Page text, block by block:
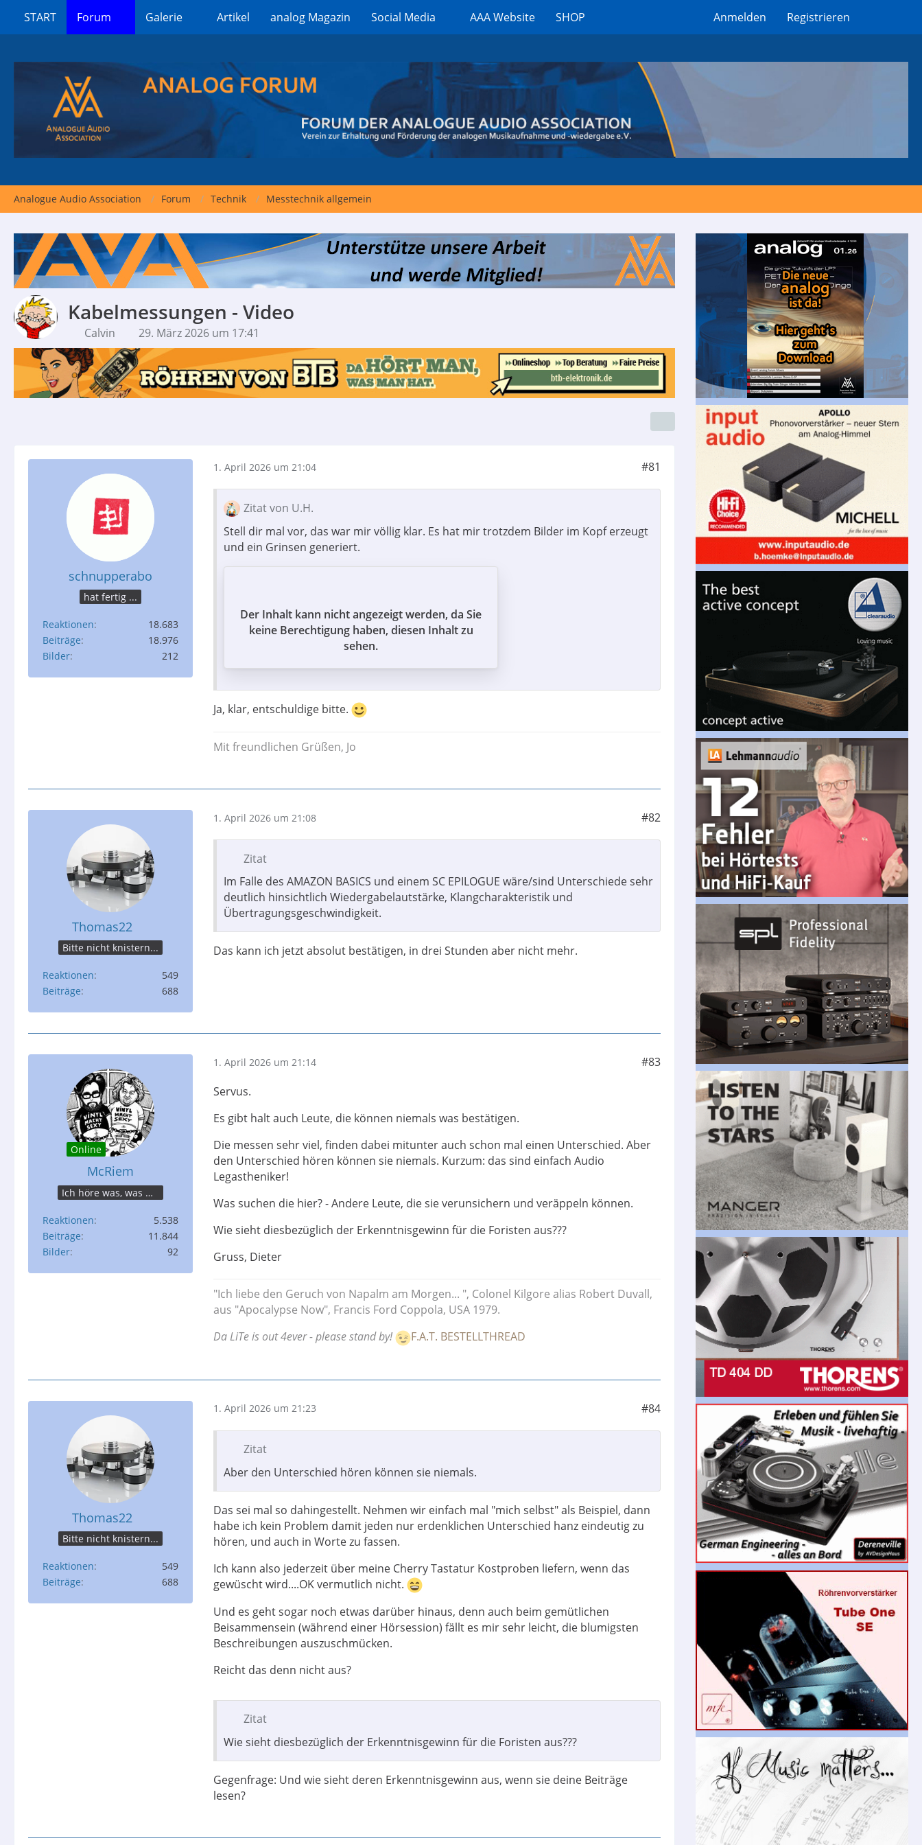
START Forum Galerie Artikel analog Magazin Social Media AAA Website SHOP Anmelden Registrieren
Analogue Audio Association Forum Technik Messtechnik allgemein
Kabelmessungen - Video
Calvin 29. März 2026 um 17:41
schnupperabo
hat fertig ...
Reaktionen
18.683
Beiträge
18.976
Bilder
212
1. April 2026 um 21:04 #81
Zitat von U.H.
Stell dir mal vor, das war mir völlig klar. Es hat mir trotzdem Bilder im Kopf erzeugt
und ein Grinsen generiert.
Der Inhalt kann nicht angezeigt werden, da Sie
keine Berechtigung haben, diesen Inhalt zu
sehen.
Ja, klar, entschuldige bitte.
Mit freundlichen Grüßen, Jo
Thomas22
Bitte nicht knistern...
Reaktionen
549
Beiträge
688
1. April 2026 um 21:08 #82
Zitat
Im Falle des AMAZON BASICS und einem SC EPILOGUE wäre/sind Unterschiede sehr
deutlich hinsichtlich Wiedergabelautstärke, Klangcharakteristik und
Übertragungsgeschwindigkeit.
Das kann ich jetzt absolut bestätigen, in drei Stunden aber nicht mehr.
Online
McRiem
Ich höre was, was Du nicht misst.
Reaktionen
5.538
Beiträge
11.844
Bilder
92
1. April 2026 um 21:14
#83
Servus.
Es gibt halt auch Leute, die können niemals was bestätigen.
Die messen sehr viel, finden dabei mitunter auch schon mal einen Unterschied. Aber
den Unterschied hören können sie niemals. Kurzum: das sind einfach Audio
Legastheniker!
Was suchen die hier? - Andere Leute, die sie verunsichern und veräppeln können.
Wie sieht diesbezüglich der Erkenntnisgewinn für die Foristen aus???
Gruss, Dieter
"Ich liebe den Geruch von Napalm am Morgen... ", Colonel Kilgore alias Robert Duvall,
aus "Apocalypse Now", Francis Ford Coppola, USA 1979.
Da LiTe is out 4ever - please stand by!
F.A.T. BESTELLTHREAD
Thomas22
Bitte nicht knistern...
Reaktionen
549
Beiträge
688
1. April 2026 um 21:23 #84
Zitat
Aber den Unterschied hören können sie niemals.
Das sei mal so dahingestellt. Nehmen wir einfach mal "mich selbst" als Beispiel, dann
habe ich kein Problem damit jeden nur erdenklichen Unterschied hanz eindeutig zu
hören, und auch in Worte zu fassen.
Ich kann also jederzeit über meine Cherry Tastatur Kostproben liefern, wenn das
gewüscht wird....OK vermutlich nicht.
Und es geht sogar noch etwas darüber hinaus, denn auch beim gemütlichen
Beisammensein (während einer Hörsession) fällt es mir sehr leicht, die blumigsten
Beschreibungen auszuschmücken.
Reicht das denn nicht aus?
Zitat
Wie sieht diesbezüglich der Erkenntnisgewinn für die Foristen aus???
Gegenfrage: Und wie sieht deren Erkenntnisgewinn aus, wenn sie deine Beiträge
lesen?